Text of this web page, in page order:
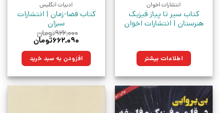
انتشارات اخوان
کتاب سیر تا پیاز فیزیک
هنرستان | انتشارات اخوان
اطلاعات بیشتر
ادبیات انگلیس
کتاب فضا-زمان | انتشارات
سبزان
۹۲۶,۰۰۰تومان
قیمت
۹۲۶,۰۰۰تومان
بود.
۶۶۲,۰۹۰تومان
۶۶۲,۰۹۰تومان.افزودن به سبد خرید